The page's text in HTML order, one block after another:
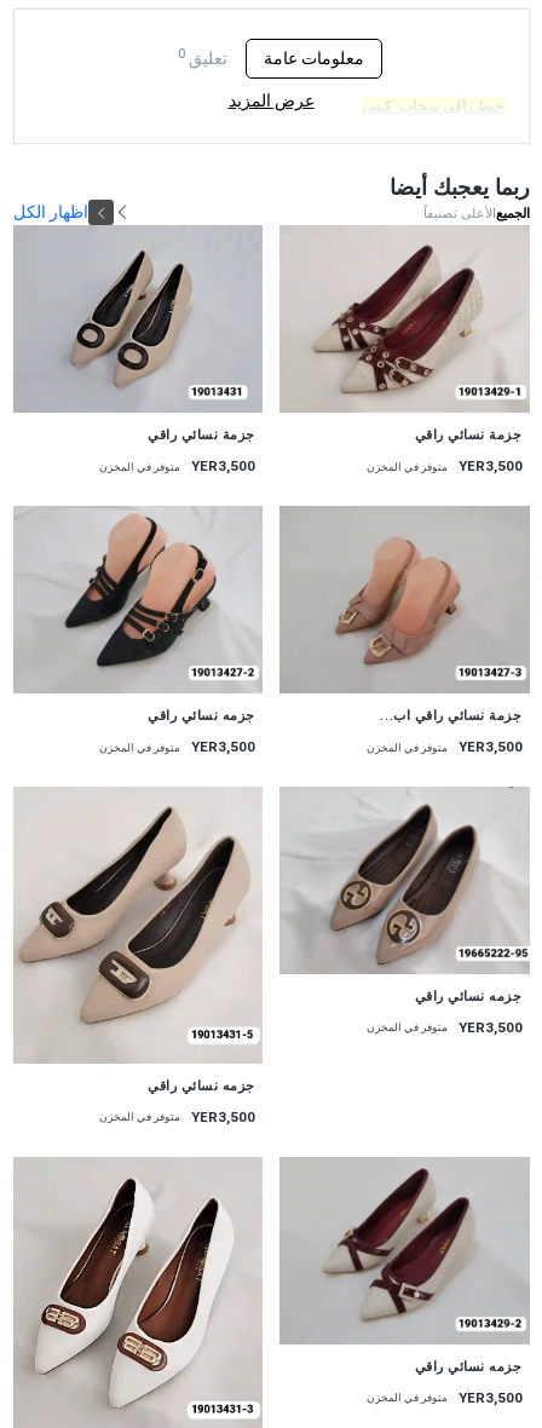
معلومات عامة تعليق 0
خيط راقي سحاب كبس عرض المزيد
ربما يعجبك أيضا
الجميع الأعلى تصنيفاً اظهار الكل
جزمة نسائي راقي
YER3,500 متوفر في المخزن
جزمة نسائي راقي
YER3,500 متوفر في المخزن
جزمة نسائي راقي اب...
YER3,500 متوفر في المخزن
جزمه نسائي راقي
YER3,500 متوفر في المخزن
جزمه نسائي راقي
YER3,500 متوفر في المخزن
جزمه نسائي راقي
YER3,500 متوفر في المخزن
جزمه نسائي راقي
YER3,500 متوفر في المخزن